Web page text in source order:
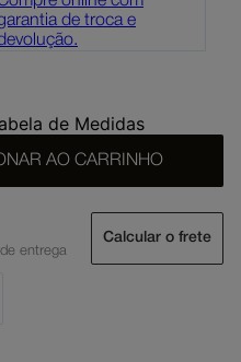
de Medidas
AO CARRINHO
Calcular o frete